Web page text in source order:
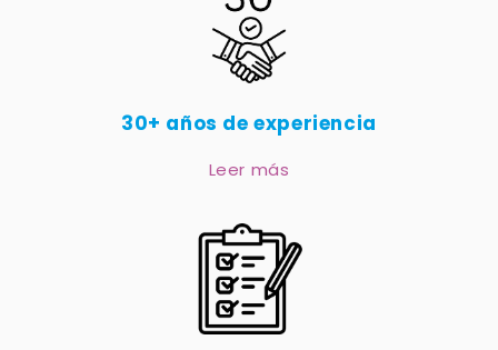
30+ años de experiencia
Leer más